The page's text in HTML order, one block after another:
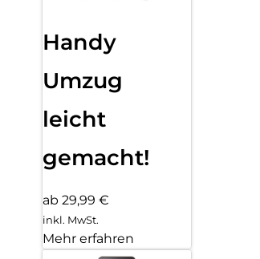
Handy
Umzug
leicht
gemacht!
ab 29,99 €
inkl. MwSt.
Mehr erfahren